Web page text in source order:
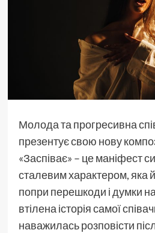
Молода та прогресивна
презентує свою нову
«Заспіває» – це маніфест
сталевим характером, яка
попри перешкоди і думки
втілена історія самої
наважилась розповісти